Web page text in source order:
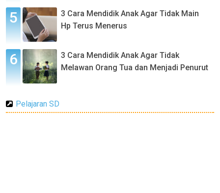
3 Cara Mendidik Anak Agar Tidak Main
Hp Terus Menerus
3 Cara Mendidik Anak Agar Tidak
Melawan Orang Tua dan Menjadi Penurut
Pelajaran SD